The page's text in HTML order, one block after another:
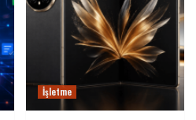
İşletme